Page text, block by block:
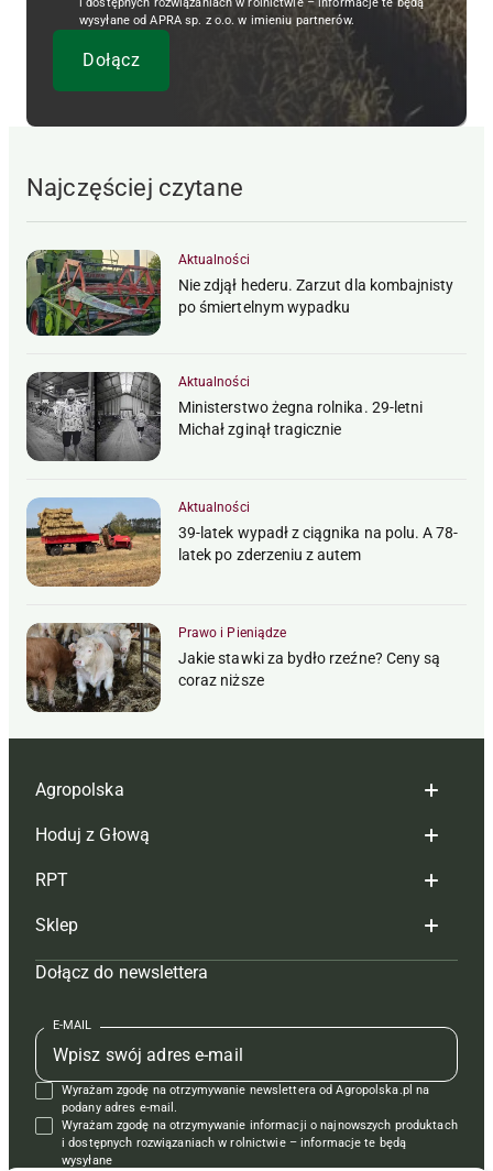
wysyłane od APRA sp. z o.o. w imieniu partnerów.
Najczęściej czytane
Aktualności
Nie zdjął hederu. Zarzut dla kombajnisty
po śmiertelnym wypadku
Aktualności
Ministerstwo żegna rolnika. 29-letni
Michał zginął tragicznie
Aktualności
39-latek wypadł z ciągnika na polu. A 78-
latek po zderzeniu z autem
Prawo i Pieniądze
Jakie stawki za bydło rzeźne? Ceny są
coraz niższe
Agropolska
Redakcja
Reklama
Tagi
Mapa serwisu
Kontakt
Regulamin
Polityka prywatności
Hoduj z Głową
Hoduj z głową bydło
Hoduj z głową świnie
Prenumerata
Redakcja
Kontakt
Reklama
RPT
Redakcja
Prenumerata
Reklama
Kontakt
Krzyżówki
Sklep
Czasopisma i prenumerata
Książki
Regulamin
Dołącz do newslettera
E-MAIL
Wyrażam zgodę na otrzymywanie newslettera od Agropolska.pl na
podany adres e-mail.
Wyrażam zgodę na otrzymywanie informacji o najnowszych produktach
i dostępnych rozwiązaniach w rolnictwie – informacje te będą
wysyłane